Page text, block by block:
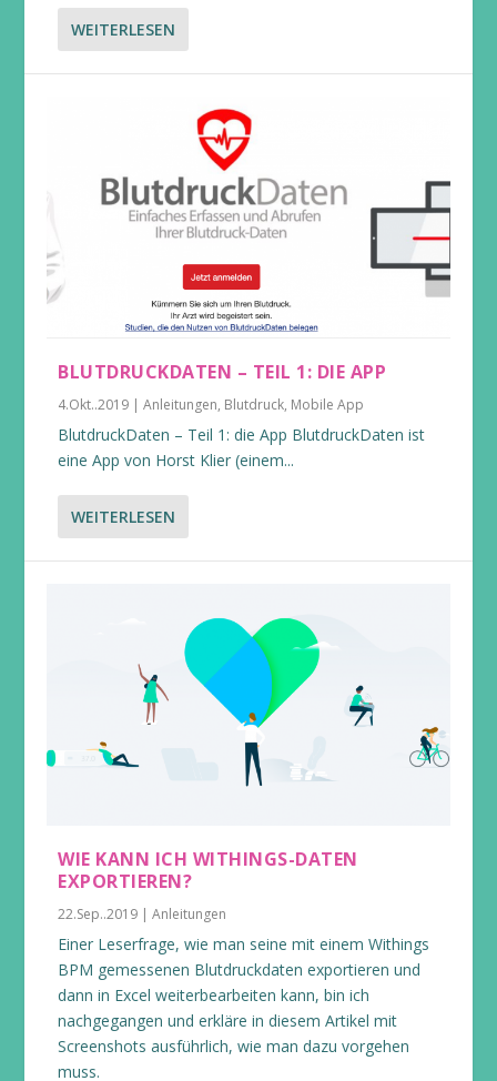
WEITERLESEN
BLUTDRUCKDATEN – TEIL 1: DIE APP
4.Okt..2019 |Anleitungen, Blutdruck, Mobile App
BlutdruckDaten – Teil 1: die App BlutdruckDaten ist
eine App von Horst Klier (einem...
WEITERLESEN
WIE KANN ICH WITHINGS-DATEN
EXPORTIEREN?
22.Sep..2019 |Anleitungen
Einer Leserfrage, wie man seine mit einem Withings
BPM gemessenen Blutdruckdaten exportieren und
dann in Excel weiterbearbeiten kann, bin ich
nachgegangen und erkläre in diesem Artikel mit
Screenshots ausführlich, wie man dazu vorgehen
muss.